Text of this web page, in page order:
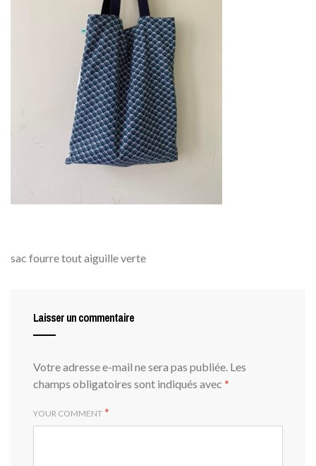
sac fourre tout aiguille verte
Laisser un commentaire
Votre adresse e-mail ne sera pas publiée. Les
champs obligatoires sont indiqués avec *
YOUR COMMENT *